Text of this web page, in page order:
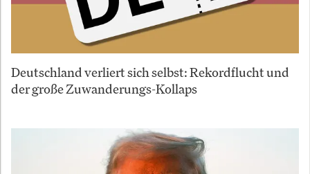
Deutschland verliert sich selbst: Rekordflucht und
der große Zuwanderungs-Kollaps